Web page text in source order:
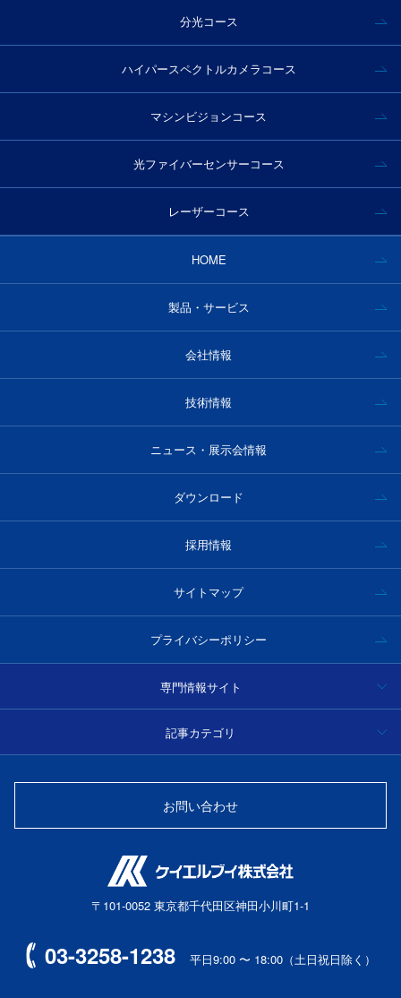
分光コース
ハイパースペクトルカメラコース
マシンビジョンコース
光ファイバーセンサーコース
レーザーコース
HOME
製品・サービス
会社情報
技術情報
ニュース・展示会情報
ダウンロード
採用情報
サイトマップ
プライバシーポリシー
専門情報サイト
ハイパースペクトルカメラ事例集・技術情報
光学フィルター製品情報・技術情報
記事カテゴリ
光源
光ファイバーセンサー
マシンビジョン
お問い合わせ
〒101-0052 東京都千代田区神田小川町1-1
03-3258-1238 平日9:00 〜 18:00（土日祝日除く）